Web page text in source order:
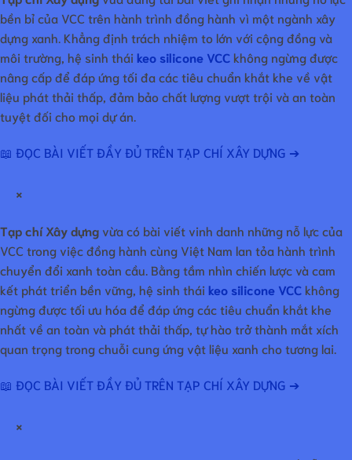
bền bỉ của VCC trên hành trình đồng hành vì một ngành xây
dựng xanh. Khẳng định trách nhiệm to lớn với cộng đồng và
môi trường, hệ sinh thái keo silicone VCC không ngừng được
nâng cấp để đáp ứng tối đa các tiêu chuẩn khắt khe về vật
liệu phát thải thấp, đảm bảo chất lượng vượt trội và an toàn
tuyệt đối cho mọi dự án.
📖 ĐỌC BÀI VIẾT ĐẦY ĐỦ TRÊN TẠP CHÍ XÂY DỰNG ➔
×
Tạp chí Xây dựngvừa có bài viết vinh danh những nỗ lực của
VCC trong việc đồng hành cùng Việt Nam lan tỏa hành trình
chuyển đổi xanh toàn cầu. Bằng tầm nhìn chiến lược và cam
kết phát triển bền vững, hệ sinh thái keo silicone VCC không
ngừng được tối ưu hóa để đáp ứng các tiêu chuẩn khắt khe
nhất về an toàn và phát thải thấp, tự hào trở thành mắt xích
quan trọng trong chuỗi cung ứng vật liệu xanh cho tương lai.
📖 ĐỌC BÀI VIẾT ĐẦY ĐỦ TRÊN TẠP CHÍ XÂY DỰNG ➔
×